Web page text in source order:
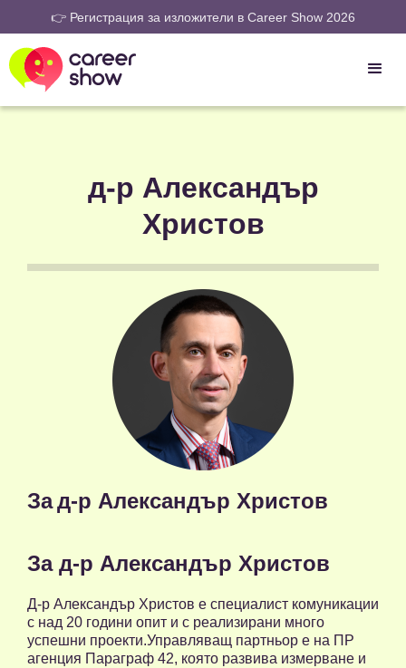
👉 Регистрация за изложители в Career Show 2026
д-р Александър
Христов
Зад-р Александър Христов
За д-р Александър Христов
Д-р Александър Христов е специалист комуникации
с над 20 години опит и с реализирани много
успешни проекти.Управляващ партньор е на ПР
агенция Параграф 42, която развива измерване и